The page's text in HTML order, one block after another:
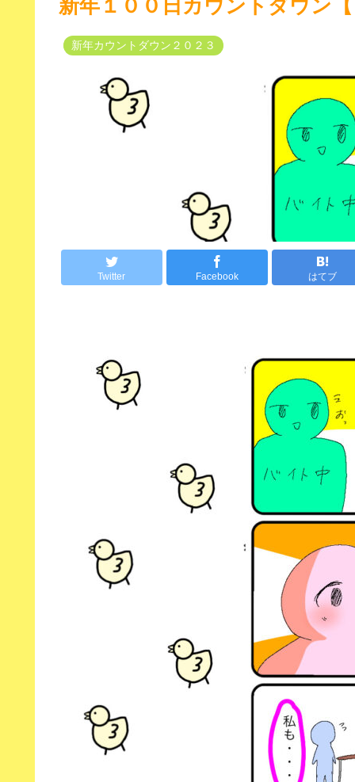
新年１００日カウントダウン
新年カウントダウン２０２３
Twitter Facebook はてブ